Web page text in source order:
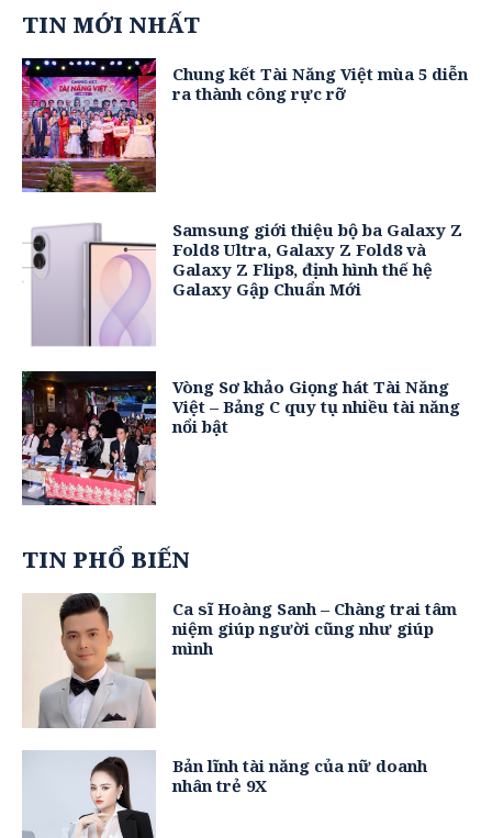
TIN MỚI NHẤT
Chung kết Tài Năng Việt mùa 5 diễn
ra thành công rực rỡ
Samsung giới thiệu bộ ba Galaxy Z
Fold8 Ultra, Galaxy Z Fold8 và
Galaxy Z Flip8, định hình thế hệ
Galaxy Gập Chuẩn Mới
Vòng Sơ khảo Giọng hát Tài Năng
Việt – Bảng C quy tụ nhiều tài năng
nổi bật
TIN PHỔ BIẾN
Ca sĩ Hoàng Sanh – Chàng trai tâm
niệm giúp người cũng như giúp
mình
Bản lĩnh tài năng của nữ doanh
nhân trẻ 9X